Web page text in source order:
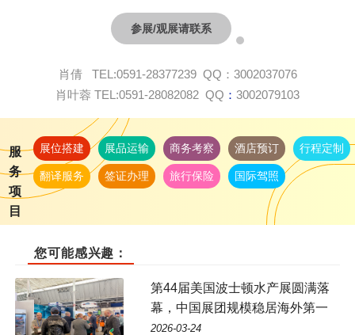
参展/观展请联系
肖倩TEL:0591-28377239 QQ ： 3002037076
肖叶蓉 TEL:0591-28082082 QQ ： 3002079103
服
务
项
目
展位搭建 展品运输 商务考察 酒店预订 行程定制
翻译服务 签证办理 旅行保险 国际驾照
您可能感兴趣：
第44届美国波士顿水产展圆满落
幕，中国展团规模稳居海外第一
2026-03-24